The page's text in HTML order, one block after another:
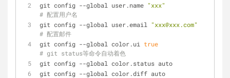
git config --global user.name "xxx"
# 配置用户名
git config --global user.email
"xxx@xxx.com"
# 配置邮件
git config --global color.ui true
# git status等命令自动着色
git config --global color.status auto
git config --global color.diff auto